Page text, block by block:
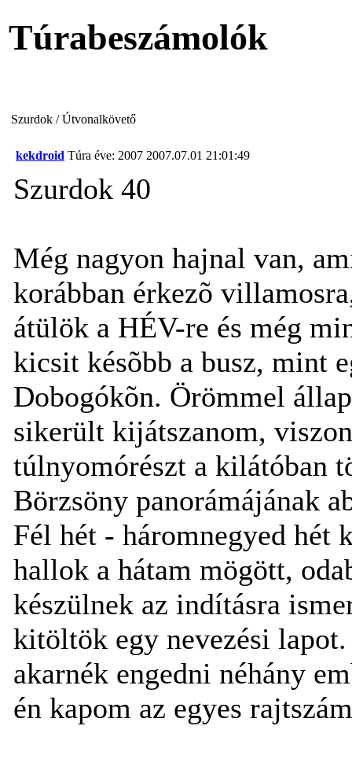
Túrabeszámolók
Szurdok / Útvonalkövető
kekdroid Túra éve: 2007 2007.07.01 21:01:49
Szurdok 40
Még nagyon hajnal van,
korábban érkezõ
átülök a HÉV-re és még
kicsit késõbb a busz, mint
Dobogókõn. Örömmel
sikerült kijátszanom,
túlnyomórészt a kilátóban
Börzsöny panorámájának
Fél hét - háromnegyed hét
hallok a hátam mögött,
készülnek az indításra
kitöltök egy nevezési
akarnék engedni néhány
én kapom az egyes